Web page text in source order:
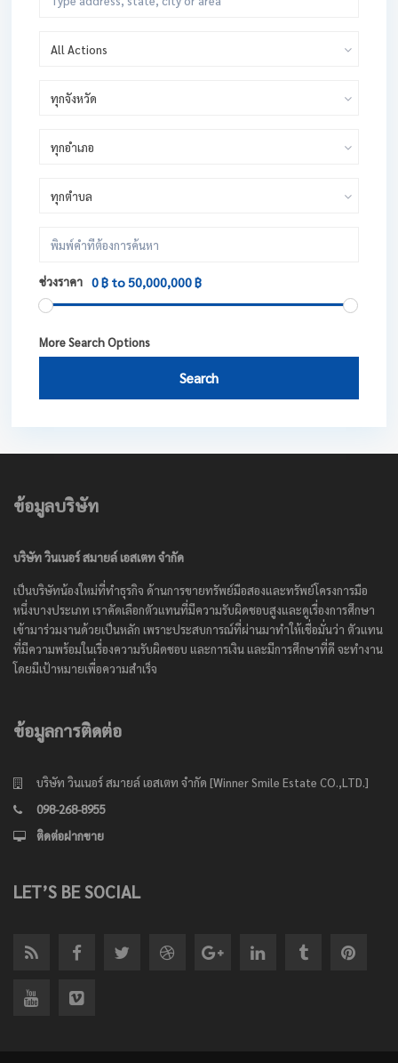
All Actions
ทุกจังหวัด
ทุกอำเภอ
ทุกตำบล
ช่วงราคา 0 ฿ to 50,000,000 ฿
More Search Options
Search
ข้อมูลบริษัท
บริษัท วินเนอร์ สมายล์ เอสเตท จำกัด
เป็นบริษัทน้องใหม่ที่ทำธุรกิจ ด้านการขายทรัพย์มือสองและทรัพย์โครงการมือ
หนึ่งบางประเภท เราคัดเลือกตัวแทนที่มีความรับผิดชอบสูงและดูเรื่องการศึกษา
เข้ามาร่วมงานด้วยเป็นหลัก เพราะประสบการณ์ที่ผ่านมาทำให้เชื่อมั่นว่า ตัวแทน
ที่มีความพร้อมในเรื่องความรับผิดชอบ และการเงิน และมีการศึกษาที่ดี จะทำงาน
โดยมีเป้าหมายเพื่อความสำเร็จ
ข้อมูลการติดต่อ
บริษัท วินเนอร์ สมายล์ เอสเตท จำกัด [Winner Smile Estate CO.,LTD.]
098-268-8955
ติดต่อฝากขาย
LET’S BE SOCIAL